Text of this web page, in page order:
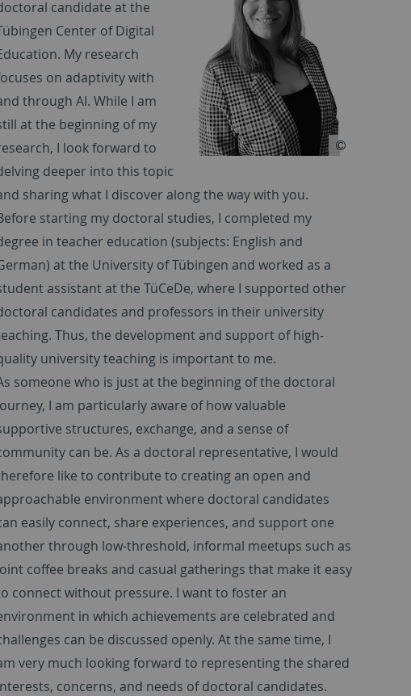
candidate at the
Center of Digital
My research
on adaptivity with
through AI. While I am
at the beginning of my
I look forward to
deeper into this topic
sharing what I discover along the way with you.
starting my doctoral studies, I completed my
in teacher education (subjects: English and
at the University of Tübingen and worked as a
assistant at the TüCeDe, where I supported other
candidates and professors in their university
Thus, the development and support of high-
university teaching is important to me.
someone who is just at the beginning of the doctoral
I am particularly aware of how valuable
structures, exchange, and a sense of
can be. As a doctoral representative, I would
like to contribute to creating an open and
environment where doctoral candidates
easily connect, share experiences, and support one
through low-threshold, informal meetups such as
coffee breaks and casual gatherings that make it easy
connect without pressure. I want to foster an
in which achievements are celebrated and
can be discussed openly. At the same time, I
very much looking forward to representing the shared
concerns, and needs of doctoral candidates.